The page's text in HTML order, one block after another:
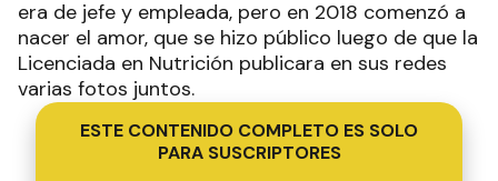
era de jefe y empleada, pero en 2018 comenzó a
nacer el amor, que se hizo público luego de que la
Licenciada en Nutrición publicara en sus redes
varias fotos juntos.
ESTE CONTENIDO COMPLETO ES SOLO
PARA SUSCRIPTORES